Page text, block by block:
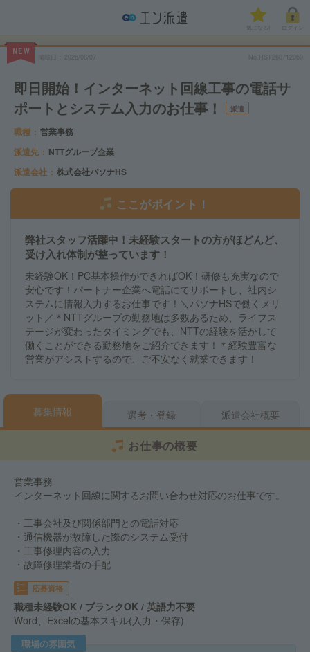
気になる!
NEW
No.HST260712060
即日開始！インターネット回線工事の電話サ
ポートとシステム入力のお仕事！
派遣
職種
営業事務
派遣先
NTTグループ企業
派遣会社
株式会社パソナHS
ここがポイント！
弊社スタッフ活躍中！未経験スタートの方がほどんど、
受け入れ体制が整っています！
未経験OK！PC基本操作ができればOK！研修も充実なので
安心です！パートナー企業へ電話にてサポートし、社内シ
ステムに情報入力するお仕事です！＼パソナHSで働くメリ
ット／＊NTTグループの勤務地は多数あるため、ライフス
テージが変わったタイミングでも、NTTの経験を活かして
働くことができる勤務地をご紹介できます！＊経験豊富な
営業がアシストするので、ご不安なく就業できます！
募集情報 選考・登録 派遣会社概要
お仕事の概要
営業事務
インターネット回線に関するお問い合わせ対応のお仕事です。
・工事会社及び関係部門との電話対応
・通信機器が故障した際のシステム受付
・工事修理内容の入力
・故障修理業者の手配
応募資格
職種未経験OK / ブランクOK / 英語力不要
Word、Excelの基本スキル(入力・保存)
職場の雰囲気